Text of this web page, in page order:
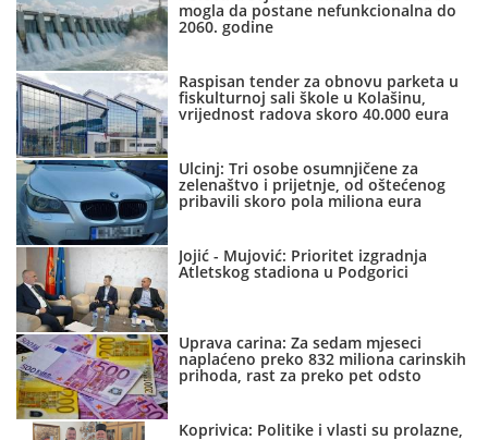
mogla da postane nefunkcionalna do
2060. godine
Raspisan tender za obnovu parketa u
fiskulturnoj sali škole u Kolašinu,
vrijednost radova skoro 40.000 eura
Ulcinj: Tri osobe osumnjičene za
zelenaštvo i prijetnje, od oštećenog
pribavili skoro pola miliona eura
Jojić - Mujović: Prioritet izgradnja
Atletskog stadiona u Podgorici
Uprava carina: Za sedam mjeseci
naplaćeno preko 832 miliona carinskih
prihoda, rast za preko pet odsto
Koprivica: Politike i vlasti su prolazne,